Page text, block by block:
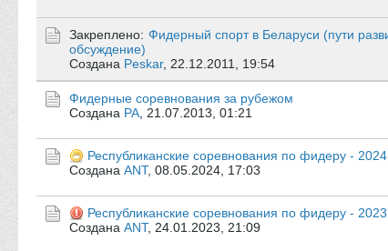
Закреплено: Фидерный спорт в Беларуси (пути
обсуждение)
Создана Peskar, 22.12.2011, 19:54
Фидерные соревнования за рубежом
Создана РА 21.07.2013, 01:21
Республиканские соревнования по фидеру - 2024
Создана ANT, 08.05.2024, 17:03
Республиканские соревнования по фидеру - 2023
Создана ANT, 24.01.2023, 21:09